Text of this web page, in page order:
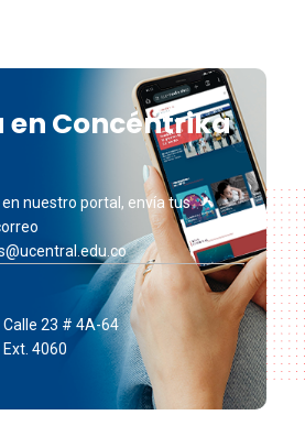
en Concéntrika
nuestro portal, envía tus
Calle 23 # 4A-64
4060